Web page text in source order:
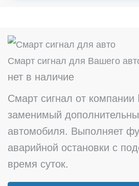
Смарт сигнал для Вашего
нет в наличие
Смарт сигнал от
заменимый
автомобиля. Выполняет
аварийной остановки с
время суток.